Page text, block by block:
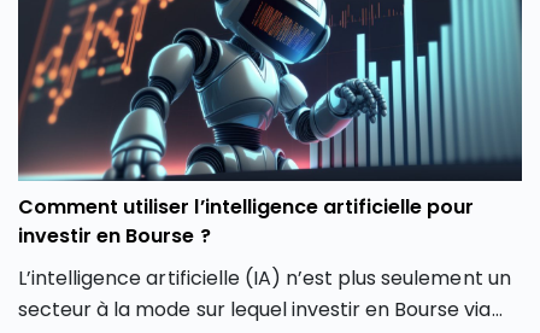
février 2026. Comment expliquer cette envolée du
CAC 40 ? Quels secteurs tirent actuellement l’indice
parisien ? Et surtout, cette hausse du CAC 40 peut-
elle encore se poursuivre ou faut-il s’attendre à une
phase de consolidation ?
Comment utiliser l’intelligence artificielle pour
investir en Bourse ?
L’intelligence artificielle (IA) n’est plus seulement un
secteur à la mode sur lequel investir en Bourse via